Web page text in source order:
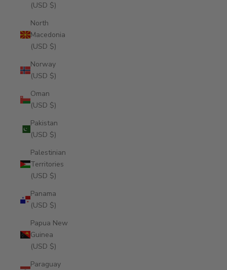
(USD $)
North
Macedonia
(USD $)
Norway
(USD $)
Oman
(USD $)
Pakistan
(USD $)
Palestinian
Territories
(USD $)
Panama
(USD $)
Papua New
Guinea
(USD $)
Paraguay